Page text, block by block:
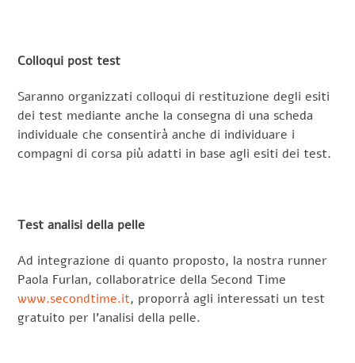
Colloqui post test
Saranno organizzati colloqui di restituzione degli esiti
dei test mediante anche la consegna di una scheda
individuale che consentirà anche di individuare i
compagni di corsa più adatti in base agli esiti dei test.
Test analisi della pelle
Ad integrazione di quanto proposto, la nostra runner
Paola Furlan, collaboratrice della Second Time
www.secondtime.it, proporrà agli interessati un test
gratuito per l’analisi della pelle.